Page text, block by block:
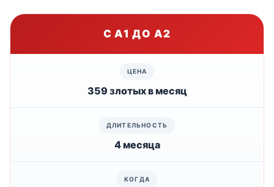
С A1 ДО A2
359 злотых в месяц
4 месяца